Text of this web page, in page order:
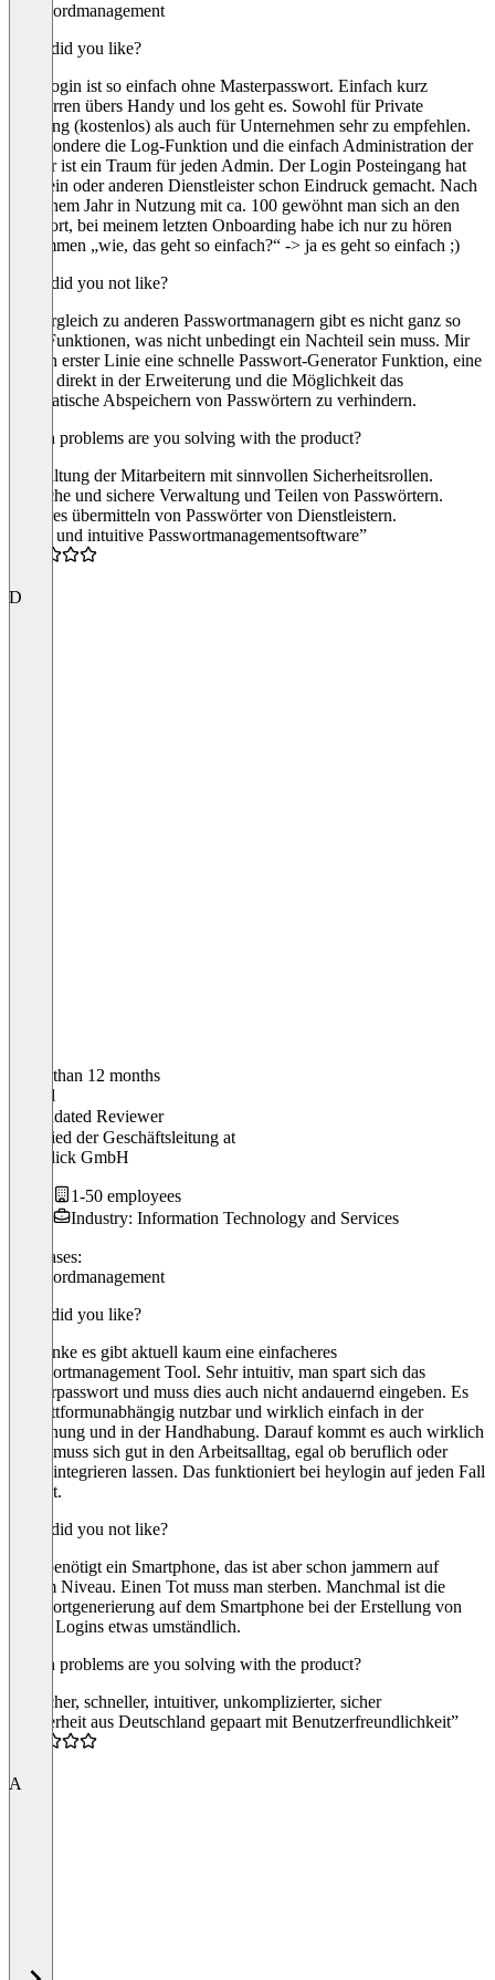
Passwordmanagement
What did you like?
Der Login ist so einfach ohne Masterpasswort. Einfach kurz
entsperren übers Handy und los geht es. Sowohl für Private
Nutzung (kostenlos) als auch für Unternehmen sehr zu empfehlen.
Insbesondere die Log-Funktion und die einfach Administration der
Nutzer ist ein Traum für jeden Admin. Der Login Posteingang hat
beim ein oder anderen Dienstleister schon Eindruck gemacht. Nach
fast einem Jahr in Nutzung mit ca. 100 gewöhnt man sich an den
Komfort, bei meinem letzten Onboarding habe ich nur zu hören
bekommen „wie, das geht so einfach?“ -> ja es geht so einfach ;)
What did you not like?
Im Vergleich zu anderen Passwortmanagern gibt es nicht ganz so
viele Funktionen, was nicht unbedingt ein Nachteil sein muss. Mir
fehlt in erster Linie eine schnelle Passwort-Generator Funktion, eine
Suche direkt in der Erweiterung und die Möglichkeit das
automatische Abspeichern von Passwörtern zu verhindern.
Which problems are you solving with the product?
Verwaltung der Mitarbeitern mit sinnvollen Sicherheitsrollen.
Einfache und sichere Verwaltung und Teilen von Passwörtern.
Sicheres übermitteln von Passwörter von Dienstleistern.
“Tolle und intuitive Passwortmanagementsoftware”
D
Older than 12 months
Daniel
Validated Reviewer
Mitlglied der Geschäftsleitung at
codeblick GmbH
1-50 employees
Industry: Information Technology and Services
Use cases:
Passwordmanagement
What did you like?
Ich denke es gibt aktuell kaum eine einfacheres
Passwortmanagement Tool. Sehr intuitiv, man spart sich das
Masterpasswort und muss dies auch nicht andauernd eingeben. Es
ist Plattformunabhängig nutzbar und wirklich einfach in der
Bedienung und in der Handhabung. Darauf kommt es auch wirklich
an, es muss sich gut in den Arbeitsalltag, egal ob beruflich oder
privat integrieren lassen. Das funktioniert bei heylogin auf jeden Fall
perfekt.
What did you not like?
Man benötigt ein Smartphone, das ist aber schon jammern auf
hohem Niveau. Einen Tot muss man sterben. Manchmal ist die
Passwortgenerierung auf dem Smartphone bei der Erstellung von
neuen Logins etwas umständlich.
Which problems are you solving with the product?
Einfacher, schneller, intuitiver, unkomplizierter, sicher
“Sicherheit aus Deutschland gepaart mit Benutzerfreundlichkeit”
A